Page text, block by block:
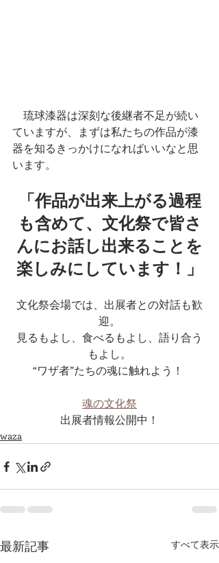
琉球漆器は深刻な後継者不足が続い
ていますが、まずは私たちの作品が漆
器を知るきっかけになればいいなと思
います。
「作品が出来上がる過程
も含めて、文化祭で皆さ
んにお話し出来ることを
楽しみにしています！」
文化祭会場では、出展者との対話も歓
迎。
見るもよし、食べるもよし、語り合う
もよし。
“ワザ者”たちの魂に触れよう！
魂の文化祭
出展者情報公開中！
waza
最新記事 すべて表示